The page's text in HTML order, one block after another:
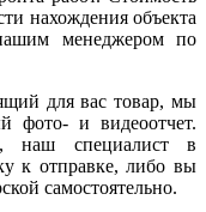
нахождения объекта
менеджером по
для вас товар, мы
фото- и видеоотчет.
наш специалист в
к отправке, либо вы
самостоятельно.